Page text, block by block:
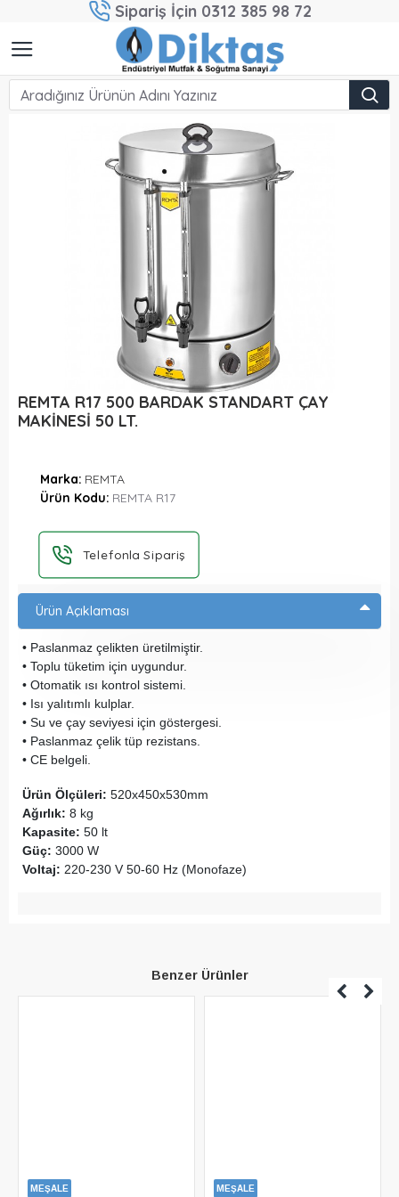
Sipariş İçin 0312 385 98 72
REMTA R17 500 BARDAK STANDART ÇAY
MAKİNESİ 50 LT.
Marka: REMTA
Ürün Kodu: REMTA R17
Telefonla Sipariş
Ürün Açıklaması
• Paslanmaz çelikten üretilmiştir.
• Toplu tüketim için uygundur.
• Otomatik ısı kontrol sistemi.
• Isı yalıtımlı kulplar.
• Su ve çay seviyesi için göstergesi.
• Paslanmaz çelik tüp rezistans.
• CE belgeli.
Ürün Ölçüleri: 520x450x530mm
Ağırlık: 8 kg
Kapasite: 50 lt
Güç: 3000 W
Voltaj: 220-230 V 50-60 Hz (Monofaze)
Benzer Ürünler
MEŞALE MEŞALE